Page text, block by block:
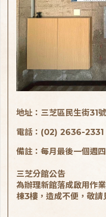
地址：三芝區民生街31
電話：(02) 2636-2331
備註：每月最後一個週
三芝分館公告
為辦理新館落成啟用作
棟3樓，造成不便，敬請